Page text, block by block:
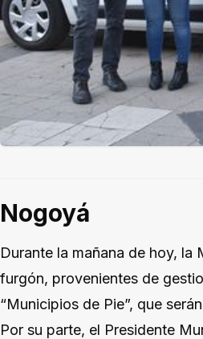
Nogoyá
Durante la mañana de hoy,
furgón, provenientes de
“Municipios de Pie”, que
Por su parte, el Presidente